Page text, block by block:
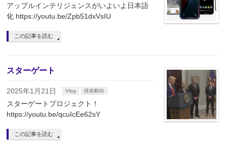
アップルインテリジェンスがいよいよ日本語
化 https://youtu.be/Zpb51dxVsIU
この記事を読む
スターゲート
2025年1月21日 Vlog 技術動向
スターゲートプロジェクト！
https://youtu.be/qcuIcEe62sY
この記事を読む